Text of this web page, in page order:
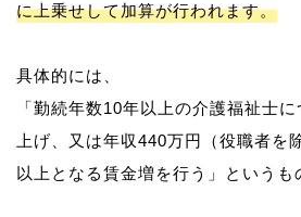
に上乗せして加算が行われます。
具体的には、
「勤続年数10年以上の介護福祉士
上げ、又は年収440万円（役職者を